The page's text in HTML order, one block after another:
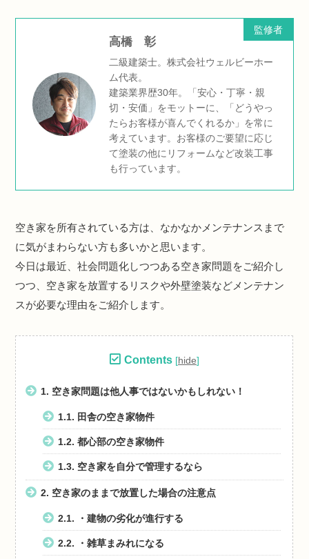
監修者
高橋 彰
二級建築士。株式会社ウェルビーホー
ム代表。
建築業界歴30年。「安心・丁寧・親
切・安価」をモットーに、「どうやっ
たらお客様が喜んでくれるか」を常に
考えています。お客様のご要望に応じ
て塗装の他にリフォームなど改装工事
も行っています。
空き家を所有されている方は、なかなかメンテナンスまで
に気がまわらない方も多いかと思います。
今日は最近、社会問題化しつつある空き家問題をご紹介し
つつ、空き家を放置するリスクや外壁塗装などメンテナン
スが必要な理由をご紹介します。
Contents [hide]
1. 空き家問題は他人事ではないかもしれない！
1.1. 田舎の空き家物件
1.2. 都心部の空き家物件
1.3. 空き家を自分で管理するなら
2. 空き家のままで放置した場合の注意点
2.1. ・建物の劣化が進行する
2.2. ・雑草まみれになる